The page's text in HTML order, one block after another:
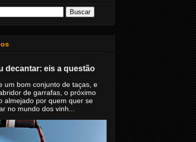
decantar: eis a questão
um bom conjunto de taças, e
de garrafas, o próximo
almejado por quem quer se
no mundo dos vinh...